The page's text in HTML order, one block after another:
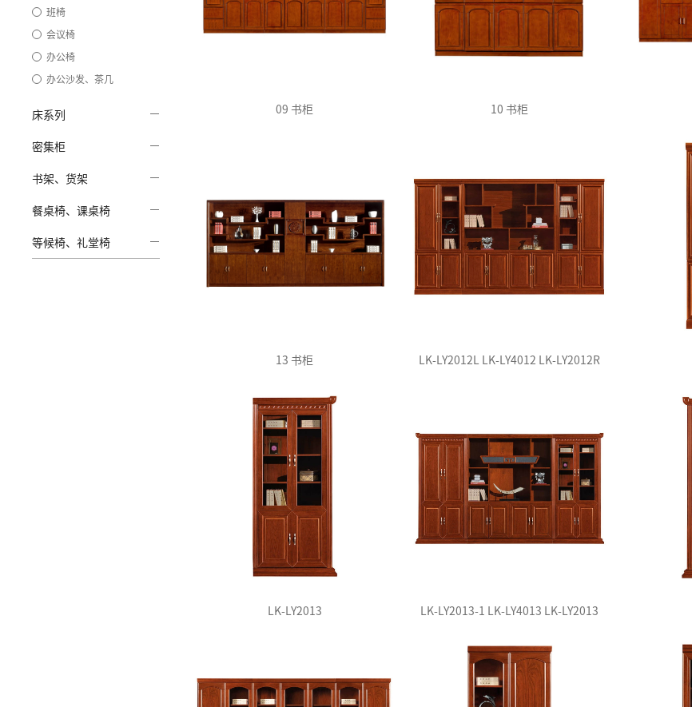
班椅
会议椅
办公椅
办公沙发、茶几
床系列
密集柜
书架、货架
餐桌椅、课桌椅
等候椅、礼堂椅
09 书柜 10 书柜
13 书柜 LK-LY2012L LK-LY4012 LK-LY2012R
LK-LY2013 LK-LY2013-1 LK-LY4013 LK-LY2013